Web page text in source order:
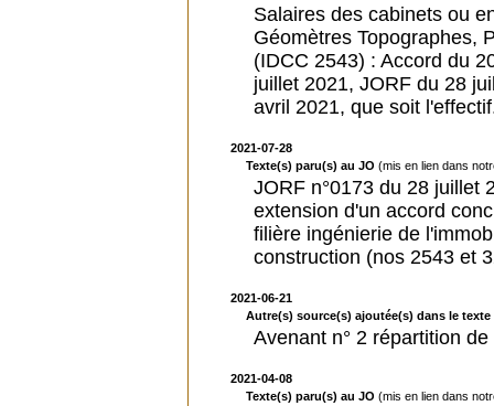
Salaires des cabinets ou
Géomètres Topographes,
(IDCC 2543) : Accord du
juillet 2021, JORF du 28
avril 2021, que soit
2021-07-28
Texte(s) paru(s) au JO (mis en lien dans
JORF n°0173 du 28 juillet
extension d'un accord
filière ingénierie de
construction (nos 2543 et
2021-06-21
Autre(s) source(s) ajoutée(s) dans le
Avenant n° 2 répartition
2021-04-08
Texte(s) paru(s) au JO (mis en lien dans